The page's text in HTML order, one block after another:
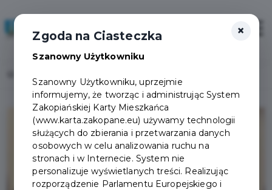
×
Zgoda na Ciasteczka
Szanowny Użytkowniku
Szanowny Użytkowniku, uprzejmie
informujemy, że tworząc i administrując System
Zakopiańskiej Karty Mieszkańca
(www.karta.zakopane.eu) używamy technologii
służących do zbierania i przetwarzania danych
osobowych w celu analizowania ruchu na
stronach i w Internecie. System nie
personalizuje wyświetlanych treści. Realizując
rozporządzenie Parlamentu Europejskiego i